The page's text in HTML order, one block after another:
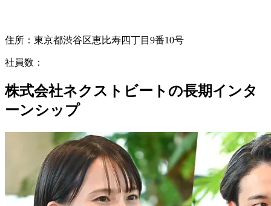
住所： 東京都渋谷区恵比寿四丁目9番10号
社員数：
株式会社ネクストビートの長期インタ
ーンシップ